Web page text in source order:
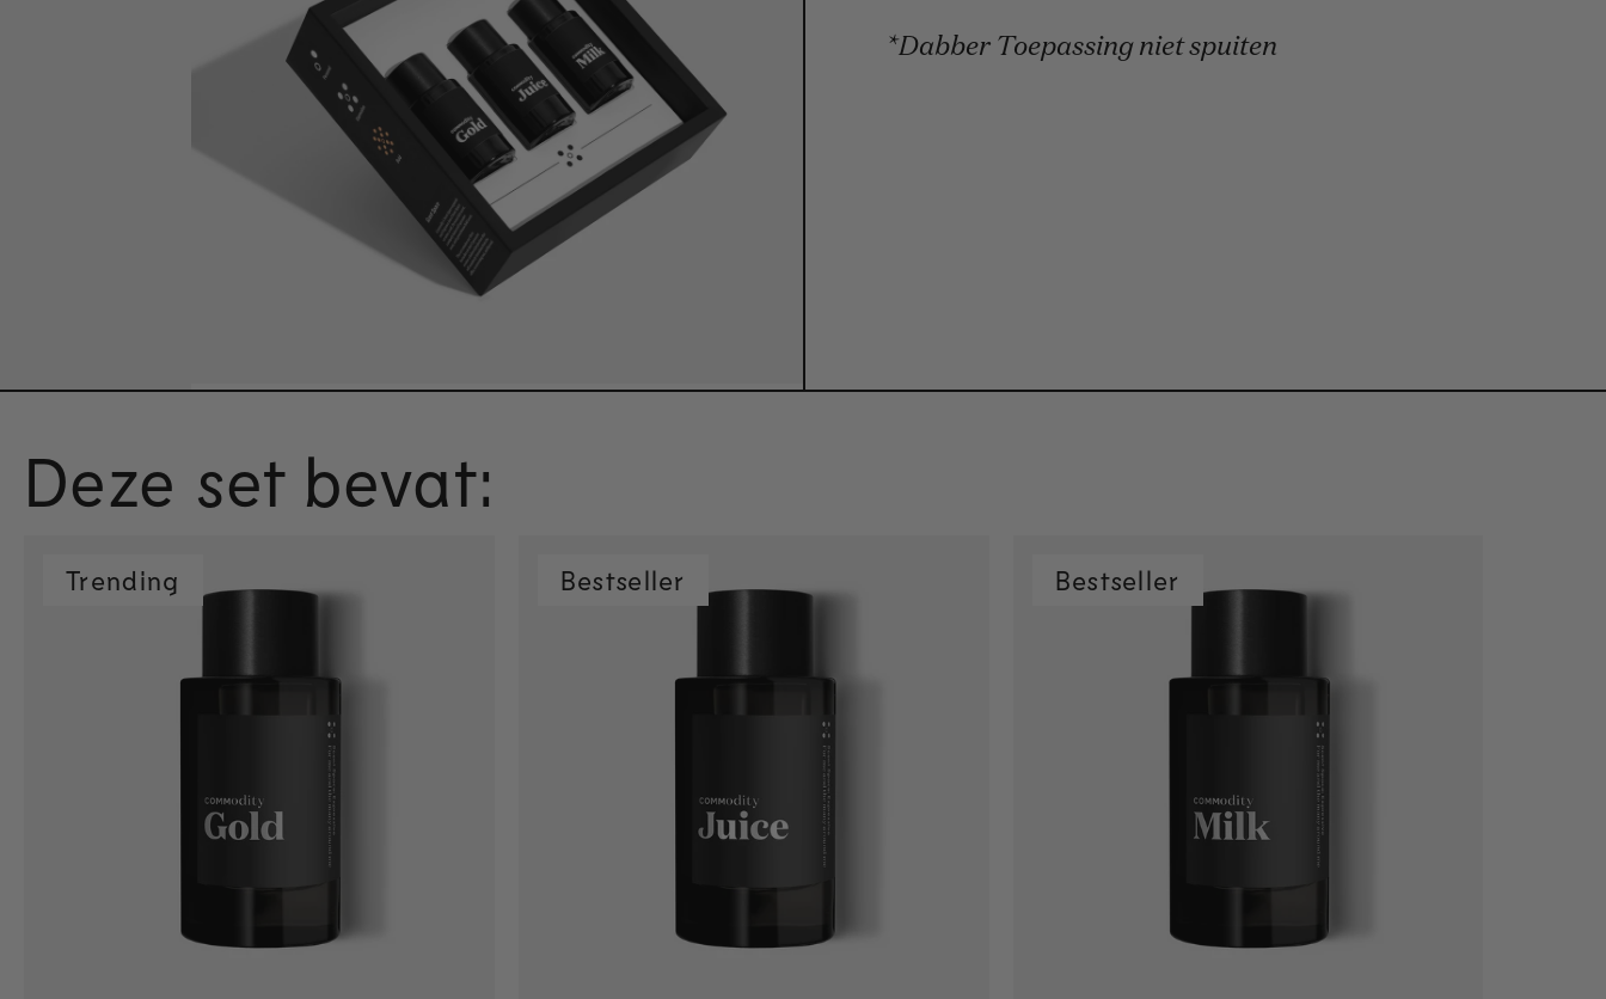
*Dabber Toepassing niet spuiten
Deze set bevat:
Trending
Snel toevoegen
Bestseller
Snel toevoegen
Bestseller
Snel toevoegen